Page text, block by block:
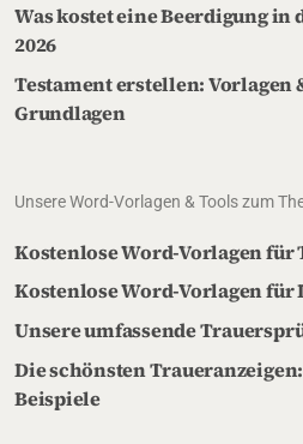
Was kostet eine Beerdigung in
2026
Testament erstellen: Vorlagen
Grundlagen
Unsere Word-Vorlagen & Tools zum
Kostenlose Word-Vorlagen für
Kostenlose Word-Vorlagen für
Unsere umfassende
Die schönsten
Beispiele